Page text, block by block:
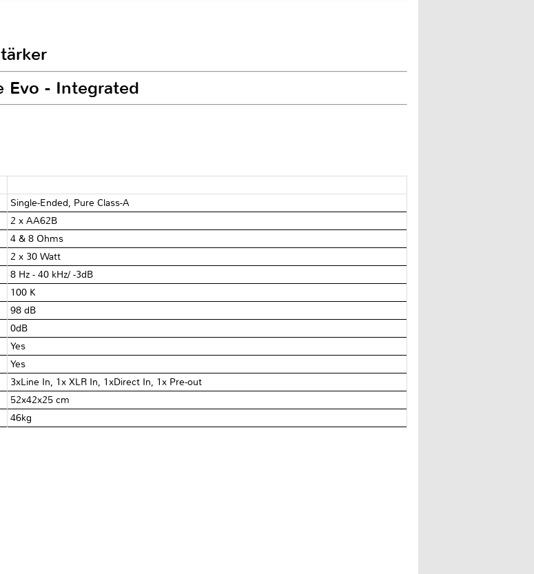
Evo - Integrated
Single-Ended, Pure Class-A
2 x AA62B
4 & 8 Ohms
2 x 30 Watt
8 Hz - 40 kHz/ -3dB
100 KΩ
98 dB
0dB
Yes
Yes
3xLine In, 1x XLR In, 1xDirect In, 1x Pre-out
52x42x25 cm
46kg